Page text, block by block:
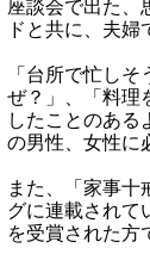
座談会で出た、
ドと共に、夫婦
「台所で忙し
ぜ？」、「料理
したことのある
の男性、女性に
また、「家事十
グに連載されて
を受賞された方